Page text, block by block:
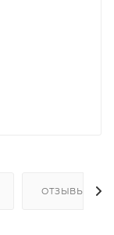
ОТЗЫВЫ